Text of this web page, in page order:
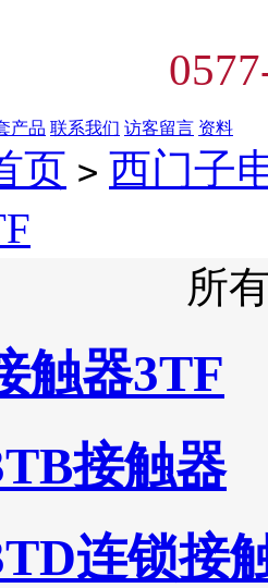
产品 联系我们 访客留言 资料
页 > 西门子
所
触器3TF
接触器
连锁接